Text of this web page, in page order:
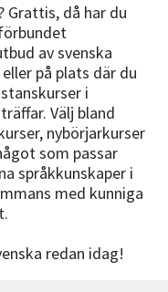
Grattis, då har du
av svenska
på plats där du
i
Välj bland
nybörjarkurser
som passar
språkkunskaper i
med kunniga
redan idag!